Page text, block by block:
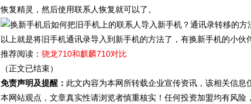
恢复精灵，然后使用联系人恢复就可以了。
以上就是将旧手机通讯录导入到新手机的方法了，有换新手机的小伙
推荐阅读： 骁龙710和麒麟710对比
（正文已结束）
免责声明及提醒： 此文内容为本网所转载企业宣传资讯，该相关信
本网站观点，文章真实性请浏览者慎重核实！任何投资加盟均有风险